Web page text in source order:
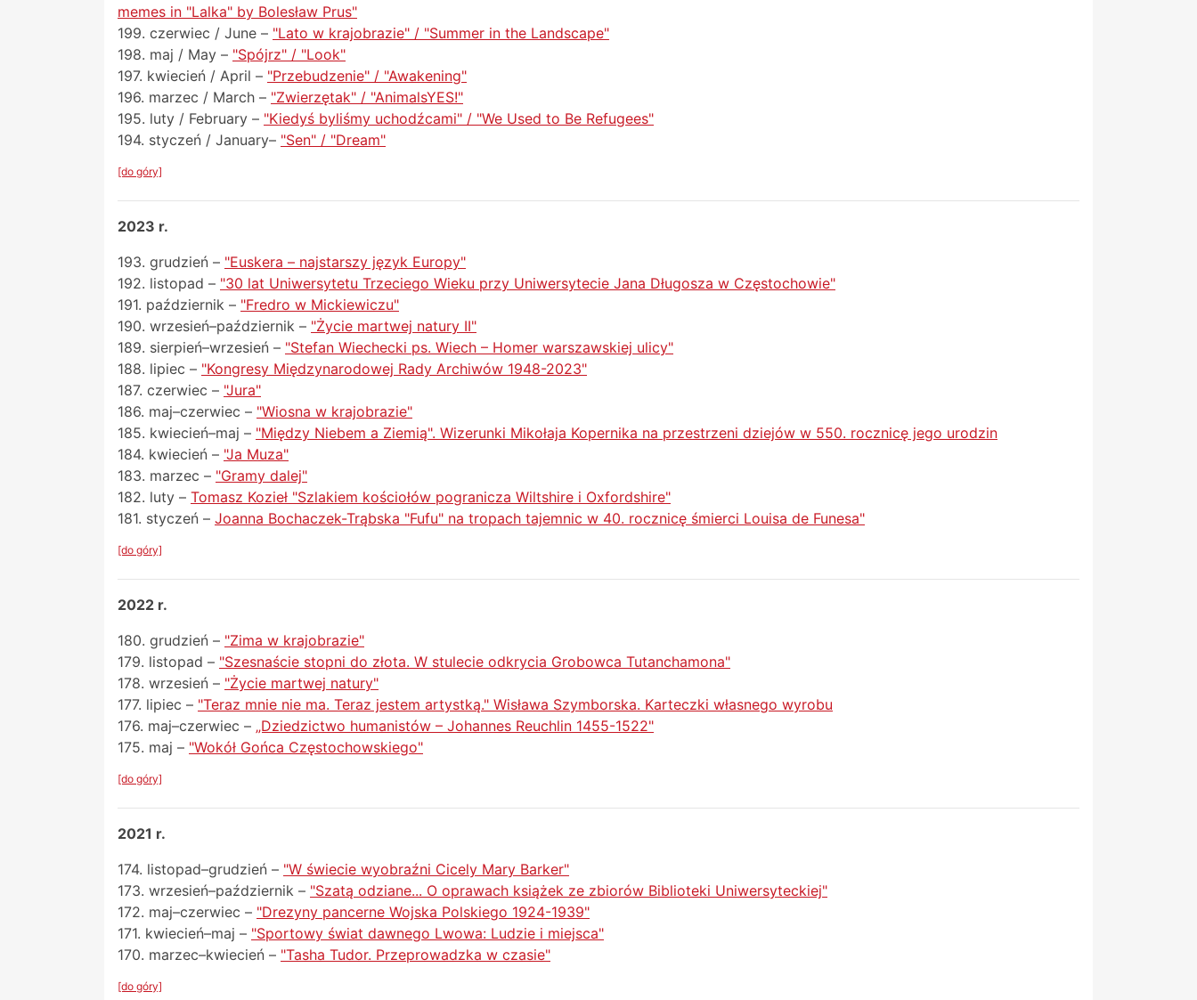
memes in "Lalka" by Bolesław Prus"
199. czerwiec / June – "Lato w krajobrazie" / "Summer in the Landscape"
198. maj / May – "Spójrz" / "Look"
197. kwiecień / April – "Przebudzenie" / "Awakening"
196. marzec / March – "Zwierzętak" / "AnimalsYES!"
195. luty / February – "Kiedyś byliśmy uchodźcami" / "We Used to Be Refugees"
194. styczeń / January– "Sen" / "Dream"
[do góry]
2023 r.
193. grudzień – "Euskera – najstarszy język Europy"
192. listopad – "30 lat Uniwersytetu Trzeciego Wieku przy Uniwersytecie Jana Długosza w Częstochowie"
191. październik – "Fredro w Mickiewiczu"
190. wrzesień–październik – "Życie martwej natury II"
189. sierpień–wrzesień – "Stefan Wiechecki ps. Wiech – Homer warszawskiej ulicy"
188. lipiec – "Kongresy Międzynarodowej Rady Archiwów 1948-2023"
187. czerwiec – "Jura"
186. maj–czerwiec – "Wiosna w krajobrazie"
185. kwiecień–maj – "Między Niebem a Ziemią". Wizerunki Mikołaja Kopernika na przestrzeni dziejów w 550. rocznicę jego urodzin
184. kwiecień – "Ja Muza"
183. marzec – "Gramy dalej"
182. luty – Tomasz Kozieł "Szlakiem kościołów pogranicza Wiltshire i Oxfordshire"
181. styczeń – Joanna Bochaczek-Trąbska "Fufu" na tropach tajemnic w 40. rocznicę śmierci Louisa de Funesa"
[do góry]
2022 r.
180. grudzień – "Zima w krajobrazie"
179. listopad – "Szesnaście stopni do złota. W stulecie odkrycia Grobowca Tutanchamona"
178. wrzesień – "Życie martwej natury"
177. lipiec – "Teraz mnie nie ma. Teraz jestem artystką." Wisława Szymborska. Karteczki własnego wyrobu
176. maj–czerwiec – „Dziedzictwo humanistów – Johannes Reuchlin 1455-1522"
175. maj – "Wokół Gońca Częstochowskiego"
[do góry]
2021 r.
174. listopad–grudzień – "W świecie wyobraźni Cicely Mary Barker"
173. wrzesień–październik – "Szatą odziane... O oprawach książek ze zbiorów Biblioteki Uniwersyteckiej"
172. maj–czerwiec – "Drezyny pancerne Wojska Polskiego 1924-1939"
171. kwiecień–maj – "Sportowy świat dawnego Lwowa: Ludzie i miejsca"
170. marzec–kwiecień – "Tasha Tudor. Przeprowadzka w czasie"
[do góry]